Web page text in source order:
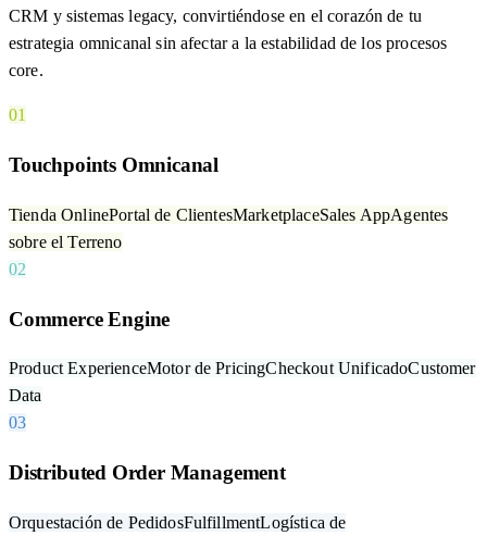
CRM y sistemas legacy, convirtiéndose en el corazón de tu
estrategia omnicanal sin afectar a la estabilidad de los procesos
core.
01
Touchpoints Omnicanal
Tienda OnlinePortal de ClientesMarketplaceSales AppAgentes
sobre el Terreno
02
Commerce Engine
Product ExperienceMotor de PricingCheckout UnificadoCustomer
Data
03
Distributed Order Management
Orquestación de PedidosFulfillmentLogística de